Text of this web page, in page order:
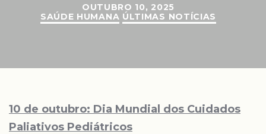
OUTUBRO 10, 2025
SAÚDE HUMANA ÚLTIMAS NOTÍCIAS
10 de outubro: Dia Mundial dos Cuidados
Paliativos Pediátricos